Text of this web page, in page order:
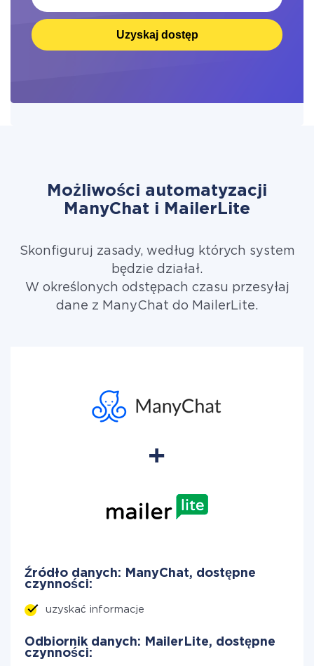
Uzyskaj dostęp
Możliwości automatyzacji
ManyChat i MailerLite
Skonfiguruj zasady, według których system
będzie działał.
W określonych odstępach czasu przesyłaj
dane z ManyChat do MailerLite.
Źródło danych: ManyChat, dostępne
czynności:
uzyskać informacje
Odbiornik danych: MailerLite, dostępne
czynności: